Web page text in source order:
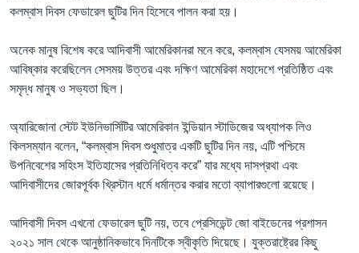
কলম্বাস দিবস ফেডারেল ছুটির দিন হিসেবে পালন করা হয়।
অনেক মানুষ বিশেষ করে আদিবাসী আমেরিকানরা মনে করে, কলম্বাস যেসময় আমেরিকা
আবিষ্কার করেছিলেন সেসময় উত্তর এবং দক্ষিণ আমেরিকা মহাদেশে প্রতিষ্ঠিত এবং
সমৃদ্ধ মানুষ ও সভ্যতা ছিল।
অ্যারিজোনা স্টেট ইউনিভার্সিটির আমেরিকান ইন্ডিয়ান স্টাডিজের অধ্যাপক লিও
কিলসম্যান বলেন, “কলম্বাস দিবস শুধুমাত্র একটি ছুটির দিন নয়, এটি পশ্চিমে
উপনিবেশের সহিংস ইতিহাসের প্রতিনিধিত্ব করে” যার মধ্যে দাসপ্রথা এবং
আদিবাসীদের জোরপূর্বক খ্রিস্টান ধর্মে ধর্মান্তর করার মতো ব্যাপারগুলো রয়েছে।
আদিবাসী দিবস এখনো ফেডারেল ছুটি নয়, তবে প্রেসিডেন্ট জো বাইডেনের প্রশাসন
২০২১ সাল থেকে আনুষ্ঠানিকভাবে দিনটিকে স্বীকৃতি দিয়েছে। যুক্তরাষ্ট্রের কিছু